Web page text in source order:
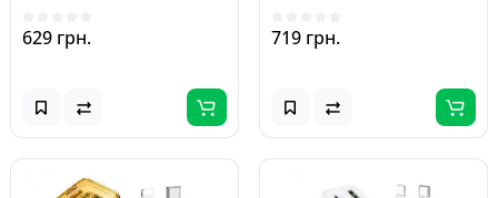
629 грн. 719 грн.